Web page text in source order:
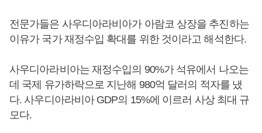
전문가들은 사우디아라비아가 아람코 상장을 추진하는
이유가 국가 재정수입 확대를 위한 것이라고 해석한다.
사우디아라비아는 재정수입의 90%가 석유에서 나오는
데 국제 유가하락으로 지난해 980억 달러의 적자를 냈
다. 사우디아라비아 GDP의 15%에 이르러 사상 최대 규
모다.